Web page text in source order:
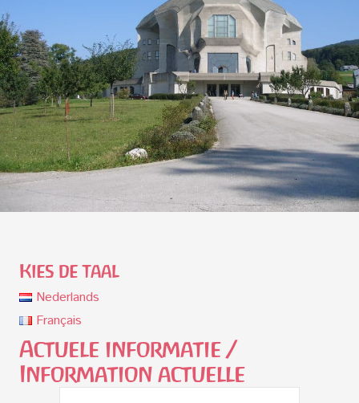
Kies de taal
Nederlands
Français
Actuele informatie /
Information actuelle